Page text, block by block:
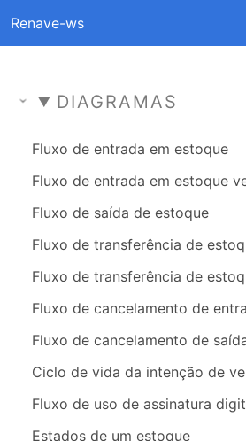
Renave-ws
DIAGRAMAS
Fluxo de entrada em estoque
Fluxo de entrada em estoque
Fluxo de saída de estoque
Fluxo de transferência de
Fluxo de transferência de
Fluxo de cancelamento de
Fluxo de cancelamento de
Ciclo de vida da intenção de
Fluxo de uso de assinatura
Estados de um estoque